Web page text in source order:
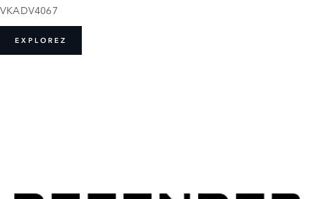
VKADV4067
EXPLOREZ